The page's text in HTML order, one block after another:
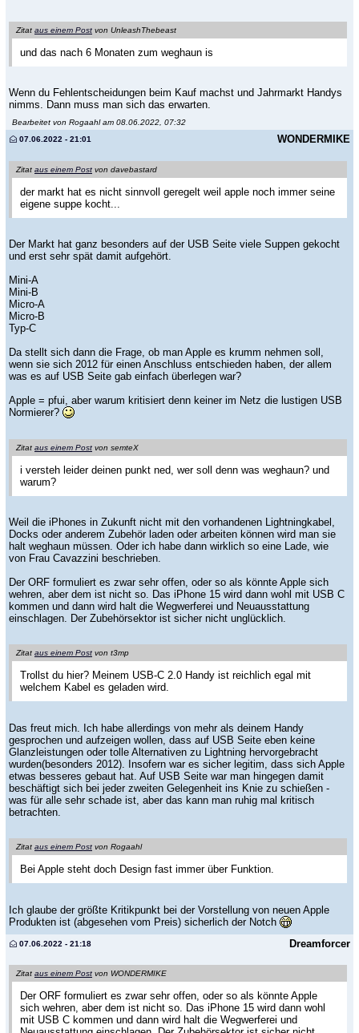
Zitat aus einem Post von UnleashThebeast
und das nach 6 Monaten zum weghaun is
Wenn du Fehlentscheidungen beim Kauf machst und Jahrmarkt Handys
nimms. Dann muss man sich das erwarten.
Bearbeitet von Rogaahl am 08.06.2022, 07:32
WONDERMIKE
07.06.2022 - 21:01
Zitat aus einem Post von davebastard
der markt hat es nicht sinnvoll geregelt weil apple noch immer seine
eigene suppe kocht...
Der Markt hat ganz besonders auf der USB Seite viele Suppen gekocht
und erst sehr spät damit aufgehört.
Mini-A
Mini-B
Micro-A
Micro-B
Typ-C
Da stellt sich dann die Frage, ob man Apple es krumm nehmen soll,
wenn sie sich 2012 für einen Anschluss entschieden haben, der allem
was es auf USB Seite gab einfach überlegen war?
Apple = pfui, aber warum kritisiert denn keiner im Netz die lustigen USB
Normierer?
Zitat aus einem Post von semteX
i versteh leider deinen punkt ned, wer soll denn was weghaun? und
warum?
Weil die iPhones in Zukunft nicht mit den vorhandenen Lightningkabel,
Docks oder anderem Zubehör laden oder arbeiten können wird man sie
halt weghaun müssen. Oder ich habe dann wirklich so eine Lade, wie
von Frau Cavazzini beschrieben.
Der ORF formuliert es zwar sehr offen, oder so als könnte Apple sich
wehren, aber dem ist nicht so. Das iPhone 15 wird dann wohl mit USB C
kommen und dann wird halt die Wegwerferei und Neuausstattung
einschlagen. Der Zubehörsektor ist sicher nicht unglücklich.
Zitat aus einem Post von t3mp
Trollst du hier? Meinem USB-C 2.0 Handy ist reichlich egal mit
welchem Kabel es geladen wird.
Das freut mich. Ich habe allerdings von mehr als deinem Handy
gesprochen und aufzeigen wollen, dass auf USB Seite eben keine
Glanzleistungen oder tolle Alternativen zu Lightning hervorgebracht
wurden(besonders 2012). Insofern war es sicher legitim, dass sich Apple
etwas besseres gebaut hat. Auf USB Seite war man hingegen damit
beschäftigt sich bei jeder zweiten Gelegenheit ins Knie zu schießen -
was für alle sehr schade ist, aber das kann man ruhig mal kritisch
betrachten.
Zitat aus einem Post von Rogaahl
Bei Apple steht doch Design fast immer über Funktion.
Ich glaube der größte Kritikpunkt bei der Vorstellung von neuen Apple
Produkten ist (abgesehen vom Preis) sicherlich der Notch
Dreamforcer
07.06.2022 - 21:18
Zitat aus einem Post von WONDERMIKE
Der ORF formuliert es zwar sehr offen, oder so als könnte Apple
sich wehren, aber dem ist nicht so. Das iPhone 15 wird dann wohl
mit USB C kommen und dann wird halt die Wegwerferei und